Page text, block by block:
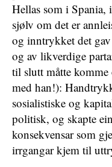
Hellas som i Spania,
sjølv om det er
og inntrykket det
og av likverdige
til slutt måtte komme
med han!):
sosialistiske og
politisk, og skapte
konsekvensar som
irrgangar kjem til